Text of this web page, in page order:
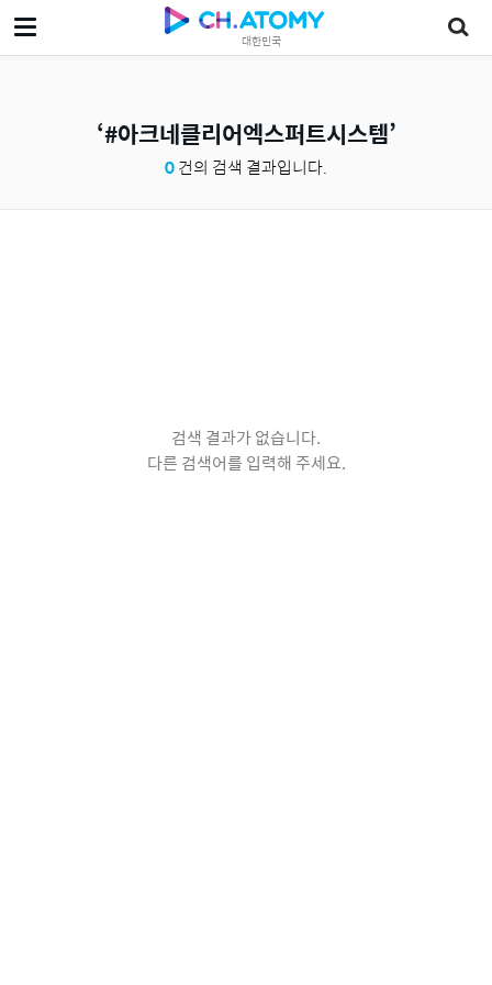
대한민국
#아크네클리어엑스퍼트시스템
0건의 검색 결과입니다.
검색 결과가 없습니다.
다른 검색어를 입력해 주세요.